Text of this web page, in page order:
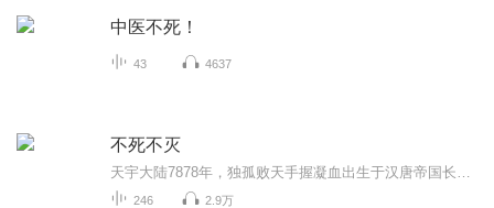
中医不死！
43 4637
不死不灭
246 2.9万